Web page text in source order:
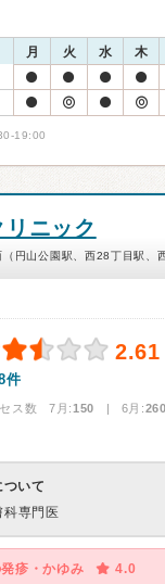
月 火 水 木
19:00
ニック
円山公園駅、西28丁目駅、
2.61
件
ス数 7月:150 | 6月:260
ついて
科専門医
疹・かゆみ
4.0